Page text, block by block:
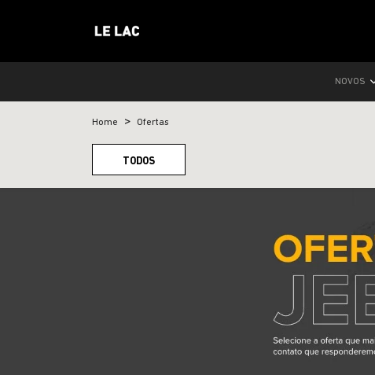
NOVOS
Home Ofertas
TODOS